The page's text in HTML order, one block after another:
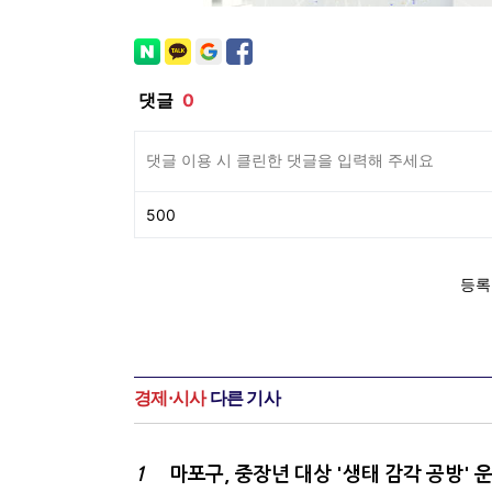
경제·시사다른 기사
1 마포구, 중장년 대상 '생태 감각 공방'